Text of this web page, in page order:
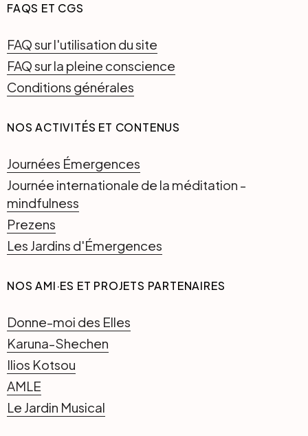
FAQS ET CGS
FAQ sur l'utilisation du site
FAQ sur la pleine conscience
Conditions générales
NOS ACTIVITÉS ET CONTENUS
Journées Émergences
Journée internationale de la méditation -
mindfulness
Prezens
Les Jardins d'Émergences
NOS AMI·ES ET PROJETS PARTENAIRES
Donne-moi des Elles
Karuna-Shechen
Ilios Kotsou
AMLE
Le Jardin Musical